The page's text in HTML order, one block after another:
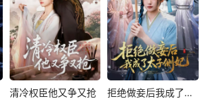
清冷权臣他又争又抢 拒绝做妾后我成了太子侧妃